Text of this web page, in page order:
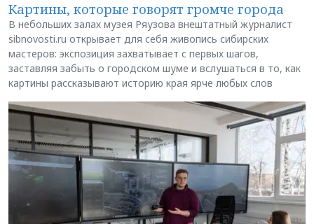
Картины, которые говорят громче города
В небольших залах музея Ряузова внештатный журналист
sibnovosti.ru открывает для себя живопись сибирских
мастеров: экспозиция захватывает с первых шагов,
заставляя забыть о городском шуме и вслушаться в то, как
картины рассказывают историю края ярче любых слов